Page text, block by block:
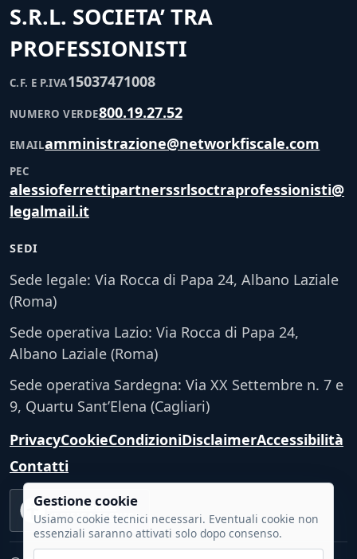
S.R.L. SOCIETA’ TRA
PROFESSIONISTI
C.F. E P.IVA15037471008
NUMERO VERDE800.19.27.52
EMAILamministrazione@networkfiscale.com
PEC
alessioferrettipartnerssrlsoctraprofessionisti@
legalmail.it
SEDI
Sede legale: Via Rocca di Papa 24, Albano Laziale
(Roma)
Sede operativa Lazio: Via Rocca di Papa 24,
Albano Laziale (Roma)
Sede operativa Sardegna: Via XX Settembre n. 7 e
9, Quartu Sant’Elena (Cagliari)
PrivacyCookieCondizioniDisclaimerAccessibilità
Contatti
Accessibilità
VERIFICA TECNICA
Gestione cookie
Usiamo cookie tecnici necessari. Eventuali cookie non
essenziali saranno attivati solo dopo consenso.